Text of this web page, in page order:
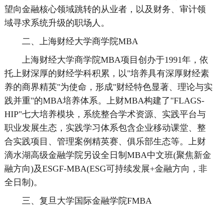
望向金融核心领域跳转的从业者，以及财务、审计领
域寻求系统升级的职场人。
二、上海财经大学商学院MBA
上海财经大学商学院MBA项目创办于1991年，依
托上财深厚的财经学科积累，以"培养具有深厚财经素
养的商界精英"为使命，形成"财经特色显著、理论与实
践并重"的MBA培养体系。上财MBA构建了"FLAGS-
HIP"七大培养模块，系统整合学术资源、实践平台与
职业发展生态，实践学习体系包含企业移动课堂、整
合实践项目、管理案例精英赛、俱乐部生态等。上财
滴水湖高级金融学院另设全日制MBA中文班(聚焦新金
融方向)及ESGF-MBA(ESG可持续发展+金融方向，非
全日制)。
三、复旦大学国际金融学院FMBA